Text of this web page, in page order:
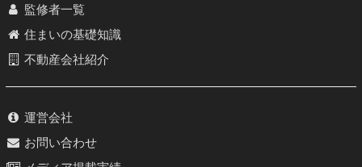
監修者一覧
住まいの基礎知識
不動産会社紹介
運営会社
お問い合わせ